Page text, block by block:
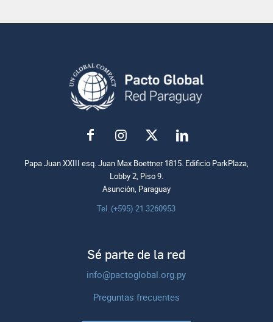
Papa Juan XXIII esq. Juan Max Boettner 1815. Edificio ParkPlaza,
Lobby 2, Piso 9.
Asunción, Paraguay
Tel. (+595) 21 3260953
Sé parte de la red
info@pactoglobal.org.py
Preguntas frecuentes